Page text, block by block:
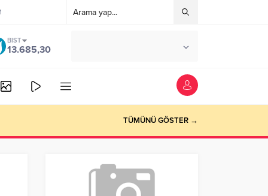
BIST
13.685,30
TÜMÜNÜ GÖSTER →